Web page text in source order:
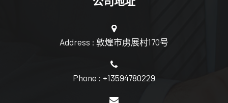
Address : 敦煌市虏展村170号
Phone : +13594780229